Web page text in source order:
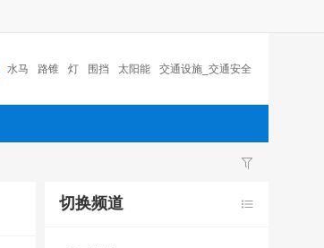
水马 路锥 灯 围挡 太阳能 交通设施_交通安全
反光路锥 路标 交通 交通设施
切换频道